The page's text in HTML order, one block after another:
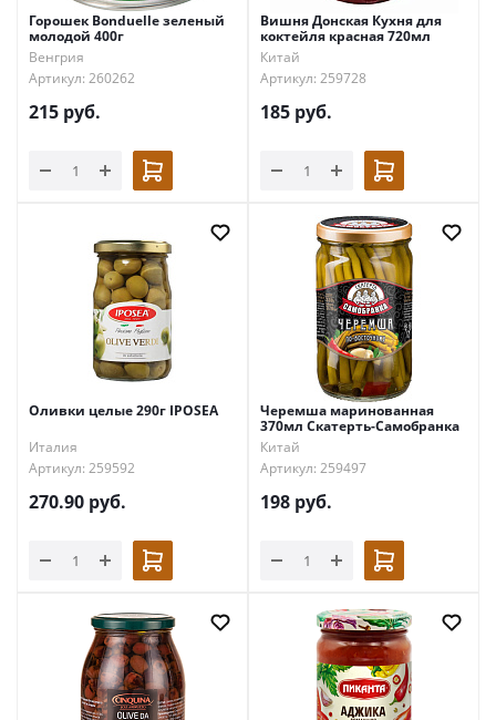
Горошек Bonduelle зеленый
молодой 400г
Венгрия
Артикул: 260262
215 руб.
Вишня Донская Кухня для
коктейля красная 720мл
Китай
Артикул: 259728
185 руб.
Оливки целые 290г IPOSEA
Италия
Артикул: 259592
270.90 руб.
Черемша маринованная
370мл Скатерть-Самобранка
Китай
Артикул: 259497
198 руб.